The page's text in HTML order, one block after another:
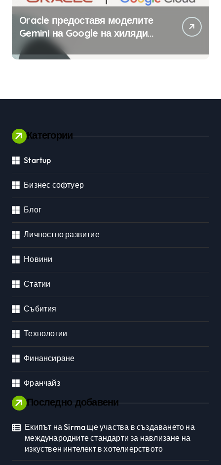
Oracle предоставя моделите
Gemini на Google на хиляди
клиенти на бизнес
приложения
Категории
Startup
Бизнес софтуер
Блог
Личностно развитие
Новини
Статии
Събития
Технологии
Финансиране
Франчайз
Последно добавени
Екипът на Sirma ще участва в създаването на
международните стандарти за навлизане на
изкуствен интелект в хотелиерството